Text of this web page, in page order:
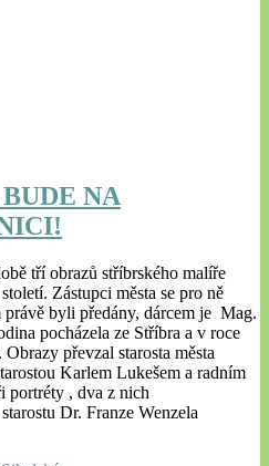
NA
tří obrazů stříbrského malíře
Zástupci města se pro ně
byli předány, dárcem je Mag.
pocházela ze Stříbra a v roce
převzal starosta města
Karlem Lukešem a radním
portréty , dva z nich
Dr. Franze Wenzela